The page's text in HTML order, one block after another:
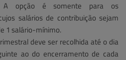
A opção é somente para os
salários de contribuição sejam
1 salário-mínimo.
deve ser recolhida até o dia
ao do encerramento de cada